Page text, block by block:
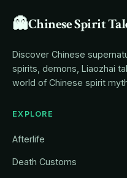
👻Chinese Spirit
Discover Chinese
spirits, demons, Liaozhai
world of Chinese spirit
EXPLORE
Afterlife
Death Customs